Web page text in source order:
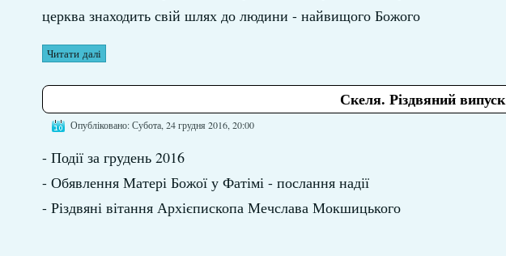
церква знаходить свій шлях до людини - найвищого Божого
Читати далі
Скеля. Різдвяний випуск
Опубліковано: Субота, 24 грудня 2016, 20:00
- Події за грудень 2016
- Обявлення Матері Божої у Фатімі - послання надії
- Різдвяні вітання Архієпископа Мечслава Мокшицького